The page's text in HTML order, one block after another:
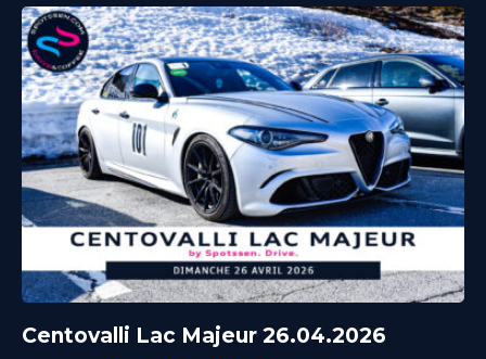
Centovalli Lac Majeur 26.04.2026